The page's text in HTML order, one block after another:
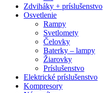
Zdviháky + príslušenstvo
Osvetlenie
Rampy
Svetlomety
Čelovky
Baterky – lampy
Žiarovky
Príslušenstvo
Elektrické príslušenstvo
Kompresory